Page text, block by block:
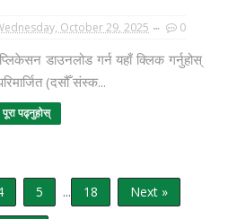
October 29, 2025 0
डाउनलोड गर्न यहाँ क्लिक गर्नुहोस्
(दसौँ संस्क...
पूरा पढ्नुहोस्
5 ... 18 Next »